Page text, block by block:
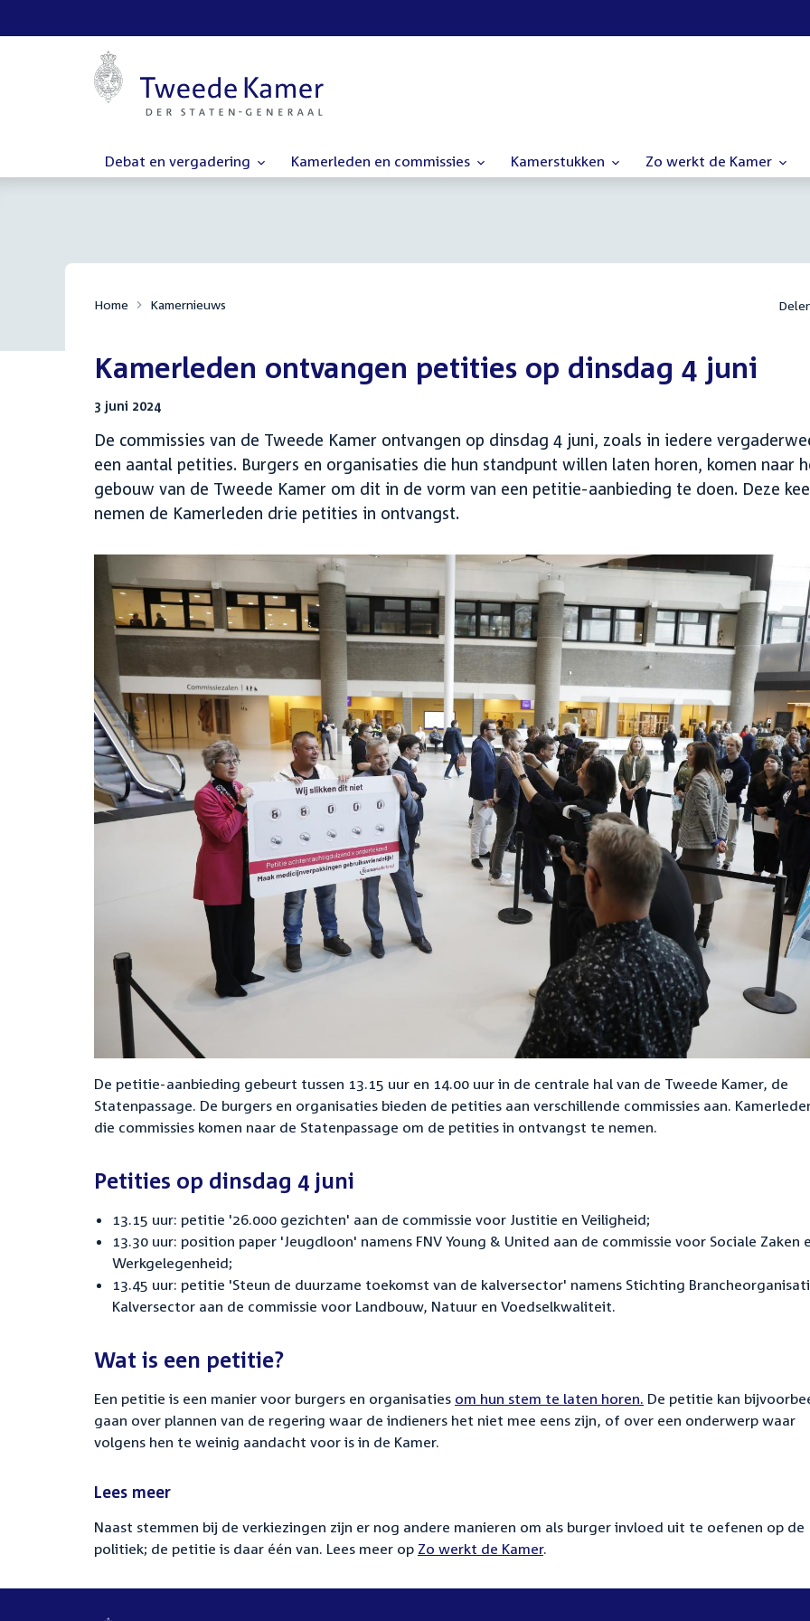
Debat en vergadering Kamerleden en commissies Kamerstukken Zo werkt de Kamer
Home Kamernieuws
Kamerleden ontvangen petities op dinsdag 4 juni
3 juni 2024
De commissies van de Tweede Kamer ontvangen op dinsdag 4 juni, zoals in iedere
een aantal petities. Burgers en organisaties die hun standpunt willen laten horen, komen naar
gebouw van de Tweede Kamer om dit in de vorm van een petitie-aanbieding te doen. Deze
nemen de Kamerleden drie petities in ontvangst.
De petitie-aanbieding gebeurt tussen 13.15 uur en 14.00 uur in de centrale hal van de Tweede Kamer, de
Statenpassage. De burgers en organisaties bieden de petities aan verschillende commissies aan.
die commissies komen naar de Statenpassage om de petities in ontvangst te nemen.
Petities op dinsdag 4 juni
13.15 uur: petitie '26.000 gezichten' aan de commissie voor Justitie en Veiligheid;
13.30 uur: position paper 'Jeugdloon' namens FNV Young & United aan de commissie voor Sociale Zaken
Werkgelegenheid;
13.45 uur: petitie 'Steun de duurzame toekomst van de kalversector' namens Stichting
Kalversector aan de commissie voor Landbouw, Natuur en Voedselkwaliteit.
Wat is een petitie?
Een petitie is een manier voor burgers en organisaties om hun stem te laten horen. De petitie kan
gaan over plannen van de regering waar de indieners het niet mee eens zijn, of over een onderwerp waar
volgens hen te weinig aandacht voor is in de Kamer.
Lees meer
Naast stemmen bij de verkiezingen zijn er nog andere manieren om als burger invloed uit te oefenen op de
politiek; de petitie is daar één van. Lees meer op Zo werkt de Kamer.